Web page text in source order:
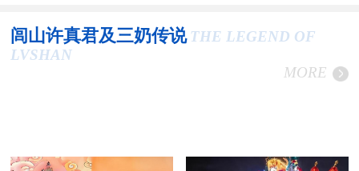
闾山许真君及三奶传说 THE LEGEND OF
LVSHAN
MORE